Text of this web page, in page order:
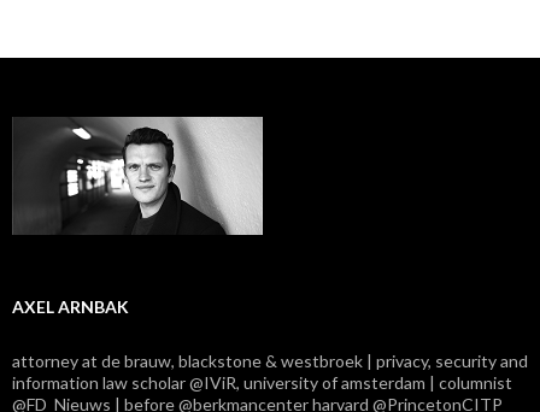
AXEL ARNBAK
attorney at de brauw, blackstone & westbroek | privacy, security and
information law scholar @IViR, university of amsterdam | columnist
@FD_Nieuws | before @berkmancenter harvard @PrincetonCITP